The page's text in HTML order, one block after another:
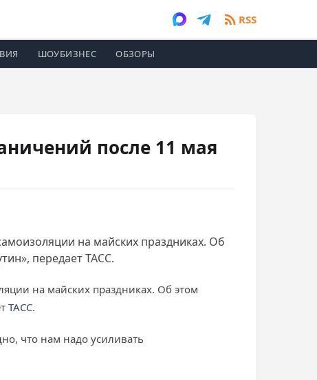
RSS
ШОУБИЗНЕС ОБЗОРЫ
после 11 мая
на майских праздниках. Об
передает ТАСС.
на майских праздниках. Об этом
ТАСС.
что нам надо усиливать